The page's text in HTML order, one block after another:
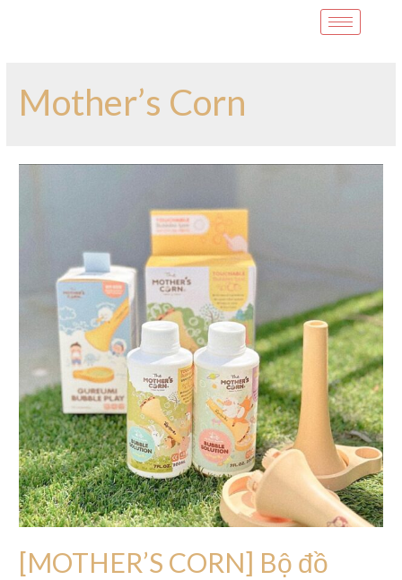
Mother’s Corn
[MOTHER’S CORN] Bộ đồ